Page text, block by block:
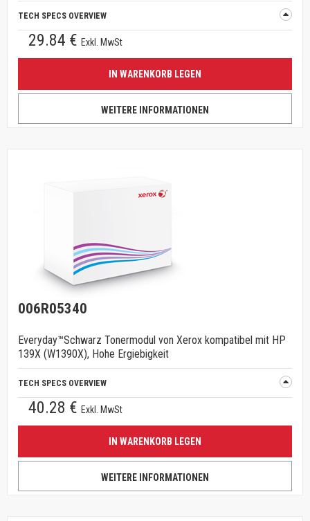
TECH SPECS OVERVIEW
29.84 € Exkl. MwSt
IN WARENKORB LEGEN
WEITERE INFORMATIONEN
006R05340
Everyday™Schwarz Tonermodul von Xerox kompatibel mit HP
139X (W1390X), Hohe Ergiebigkeit
TECH SPECS OVERVIEW
40.28 € Exkl. MwSt
IN WARENKORB LEGEN
WEITERE INFORMATIONEN